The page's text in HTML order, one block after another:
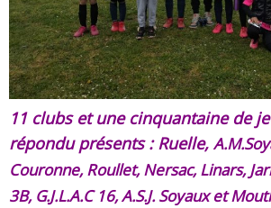
11 clubs et une cinquantaine de
répondu présents : Ruelle,
Couronne,Roullet,Nersac,Linars,
3B, G.J.L.A.C 16,A.S.J. Soyaux et